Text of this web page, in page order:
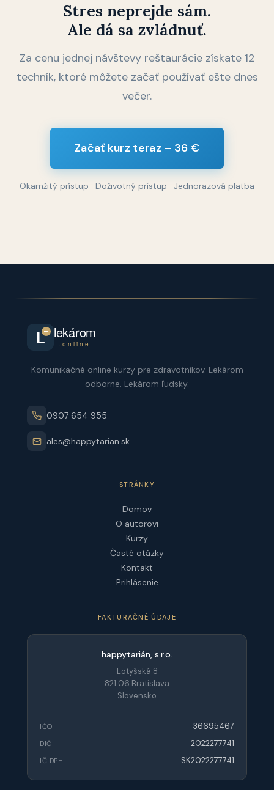
Stres neprejde sám.
Ale dá sa zvládnuť.
Za cenu jednej návštevy reštaurácie získate 12
techník, ktoré môžete začať používať ešte dnes
večer.
Začať kurz teraz – 36 €
Okamžitý prístup · Doživotný prístup · Jednorazová platba
L lekárom
.online
Komunikačné online kurzy pre zdravotníkov. Lekárom
odborne. Lekárom ľudsky.
0907 654 955
ales@happytarian.sk
STRÁNKY
Domov
O autorovi
Kurzy
Časté otázky
Kontakt
Prihlásenie
FAKTURAČNÉ ÚDAJE
happytarián, s.r.o.
Lotyšská 8
821 06 Bratislava
Slovensko
IČO 36695467
DIČ 2022277741
IČ DPH SK2022277741